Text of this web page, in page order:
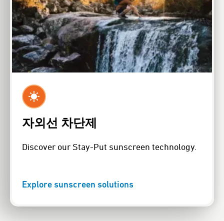
자외선 차단제
Discover our Stay-Put sunscreen technology.
Explore sunscreen solutions